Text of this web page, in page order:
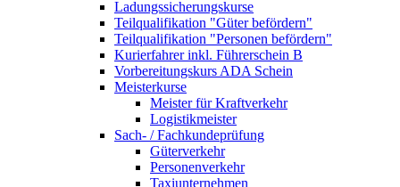
Ladungssicherungskurse
Teilqualifikation "Güter befördern"
Teilqualifikation "Personen befördern"
Kurierfahrer inkl. Führerschein B
Vorbereitungskurs ADA Schein
Meisterkurse
Meister für Kraftverkehr
Logistikmeister
Sach- / Fachkundeprüfung
Güterverkehr
Personenverkehr
Taxiunternehmen